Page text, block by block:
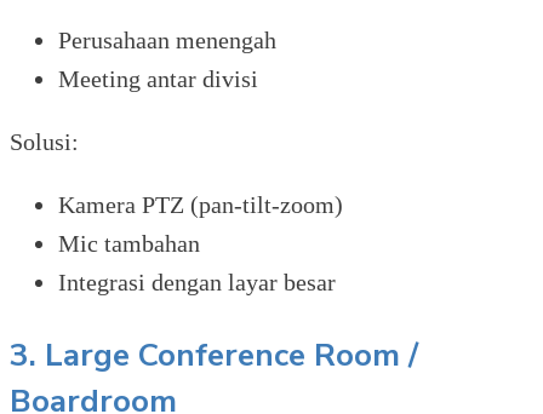
Perusahaan menengah
Meeting antar divisi
Solusi:
Kamera PTZ (pan-tilt-zoom)
Mic tambahan
Integrasi dengan layar besar
3. Large Conference Room /
Boardroom